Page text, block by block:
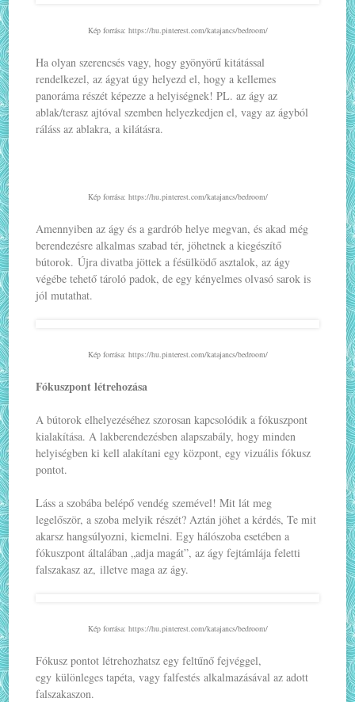
Kép forrása: https://hu.pinterest.com/katajancs/bedroom/
Ha olyan szerencsés vagy, hogy gyönyörű kitátással
rendelkezel, az ágyat úgy helyezd el, hogy a kellemes
panoráma részét képezze a helyiségnek! PL. az ágy az
ablak/terasz ajtóval szemben helyezkedjen el, vagy az ágyból
ráláss az ablakra, a kilátásra.
Kép forrása: https://hu.pinterest.com/katajancs/bedroom/
Amennyiben az ágy és a gardrób helye megvan, és akad még
berendezésre alkalmas szabad tér, jöhetnek a kiegészítő
bútorok. Újra divatba jöttek a fésülködő asztalok, az ágy
végébe tehető tároló padok, de egy kényelmes olvasó sarok is
jól mutathat.
Kép forrása: https://hu.pinterest.com/katajancs/bedroom/
Fókuszpont létrehozása
A bútorok elhelyezéséhez szorosan kapcsolódik a fókuszpont
kialakítása. A lakberendezésben alapszabály, hogy minden
helyiségben ki kell alakítani egy központ, egy vizuális fókusz
pontot.
Láss a szobába belépő vendég szemével! Mit lát meg
legelőször, a szoba melyik részét? Aztán jöhet a kérdés, Te mit
akarsz hangsúlyozni, kiemelni. Egy hálószoba esetében a
fókuszpont általában „adja magát”, az ágy fejtámlája feletti
falszakasz az, illetve maga az ágy.
Kép forrása: https://hu.pinterest.com/katajancs/bedroom/
Fókusz pontot létrehozhatsz egy feltűnő fejvéggel,
egy különleges tapéta, vagy falfestés alkalmazásával az adott
falszakaszon.